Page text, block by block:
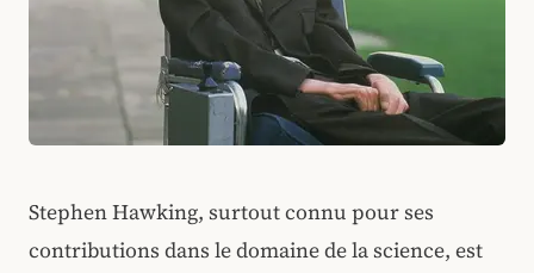
Stephen Hawking, surtout connu pour ses
contributions dans le domaine de la science, est